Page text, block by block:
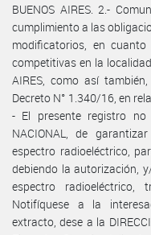
BUENOS AIRES. 2.-
cumplimiento a las
modificatorios, en
competitivas en la localidad
AIRES, como así
Decreto N° 1.340/16, en
- El presente registro no
NACIONAL, de
espectro radioeléctrico,
debiendo la autorización,
espectro radioeléctrico,
Notifíquese a la
extracto, dese a la